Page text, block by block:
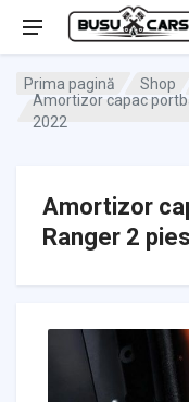
Prima pagină Shop
Amortizor capac
2022
Amortizor
Ranger 2